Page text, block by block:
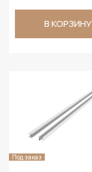
В КОРЗИНУ
Под заказ